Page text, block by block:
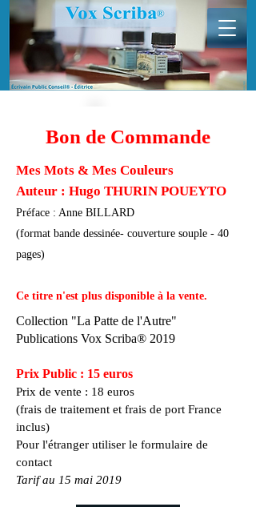
Bon de Commande
Mes Mots & Mes Couleurs
Auteur : Hugo THURIN POUEYTO
Préface : Anne BILLARD
(format bande dessinée- couverture souple - 40
pages)
Ce titre n'est plus disponible à la vente.
Collection "La Patte de l'Autre"
Publications Vox Scriba® 2019
Prix Public : 15 euros
Prix de vente : 18 euros
(frais de traitement et frais de port France
inclus)
Pour l'étranger utiliser le formulaire de
contact
Tarif au 15 mai 2019